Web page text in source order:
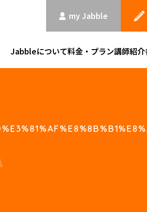
my Jabble
Jabbleについて料金・プラン講師紹介